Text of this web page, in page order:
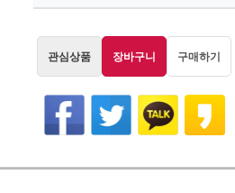
관심상품 장바구니 구매하기